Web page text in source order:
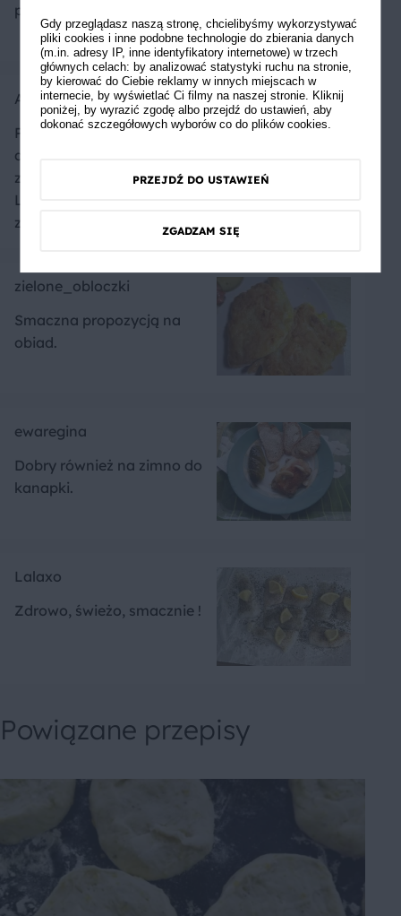
polecam!
Ancyna
Przepis wykorzystał mąż
dodał też zapiekane
ziemniaczki i marchewkę.
Lubię być tak miło
zaskoczona 😍
zielone_obloczki
Smaczna propozycją na
obiad.
ewaregina
Dobry również na zimno do
kanapki.
Lalaxo
Zdrowo, świeżo, smacznie !
Powiązane przepisy
Gdy przeglądasz naszą stronę, chcielibyśmy wykorzystywać
pliki cookies i inne podobne technologie do zbierania danych
(m.in. adresy IP, inne identyfikatory internetowe) w trzech
głównych celach: by analizować statystyki ruchu na stronie,
by kierować do Ciebie reklamy w innych miejscach w
internecie, by wyświetlać Ci filmy na naszej stronie. Kliknij
poniżej, by wyrazić zgodę albo przejdź do ustawień, aby
dokonać szczegółowych wyborów co do plików cookies.
PRZEJDŹ DO USTAWIEŃ
ZGADZAM SIĘ